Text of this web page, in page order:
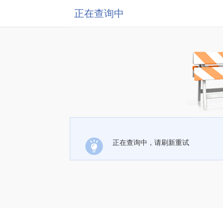
正在查询中
正在查询中，请刷新重试